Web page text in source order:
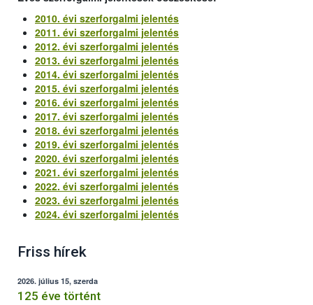
2010. évi szerforgalmi jelentés
2011. évi szerforgalmi jelentés
2012. évi szerforgalmi jelentés
2013. évi szerforgalmi jelentés
2014. évi szerforgalmi jelentés
2015. évi szerforgalmi jelentés
2016. évi szerforgalmi jelentés
2017. évi szerforgalmi jelentés
2018. évi szerforgalmi jelentés
2019. évi szerforgalmi jelentés
2020. évi szerforgalmi jelentés
2021. évi szerforgalmi jelentés
2022. évi szerforgalmi jelentés
2023. évi szerforgalmi jelentés
2024. évi szerforgalmi jelentés
Friss hírek
2026. július 15, szerda
125 éve történt